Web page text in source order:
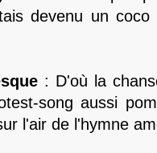
devenu un
: D'où la
song aussi
l'air de l'hymne